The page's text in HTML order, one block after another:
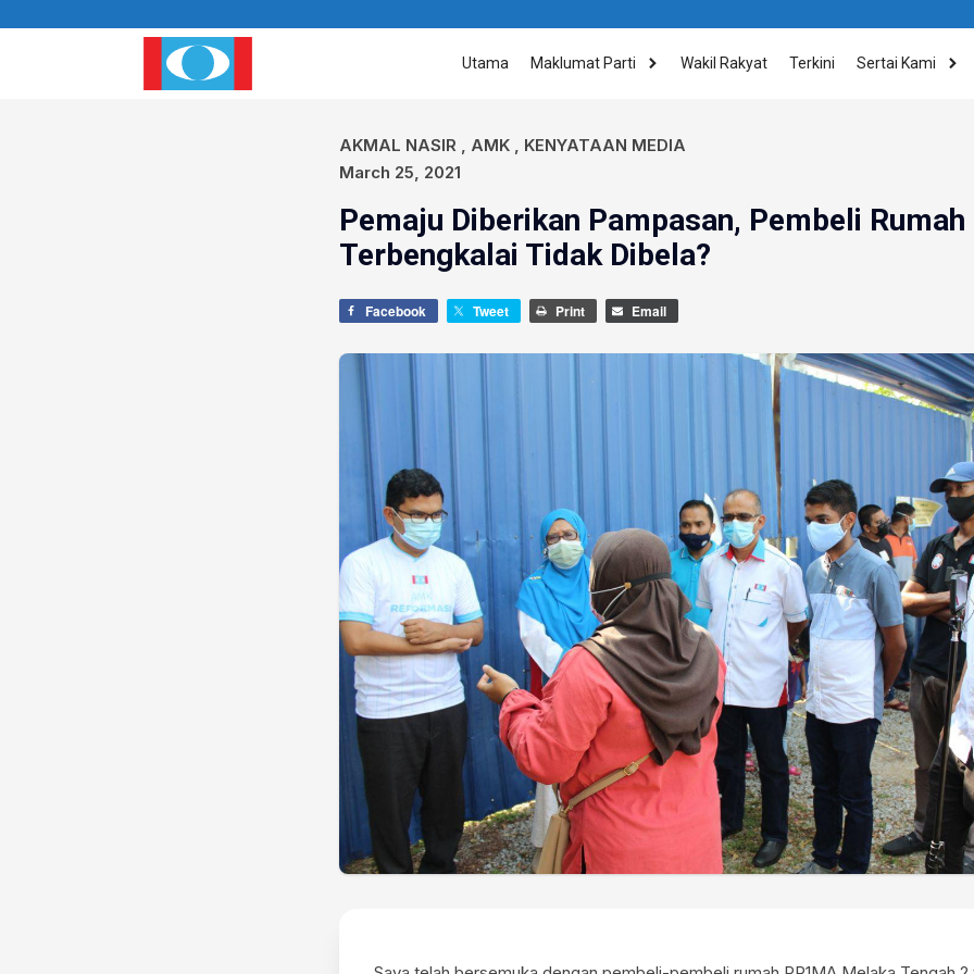
Utama Maklumat Parti Wakil Rakyat Terkini Sertai Kami
AKMAL NASIR AMK
KENYATAAN MEDIA
March 25, 2021
Pemaju Diberikan Pampasan, Pembeli
Terbengkalai Tidak Dibela?
Facebook Tweet Print Email